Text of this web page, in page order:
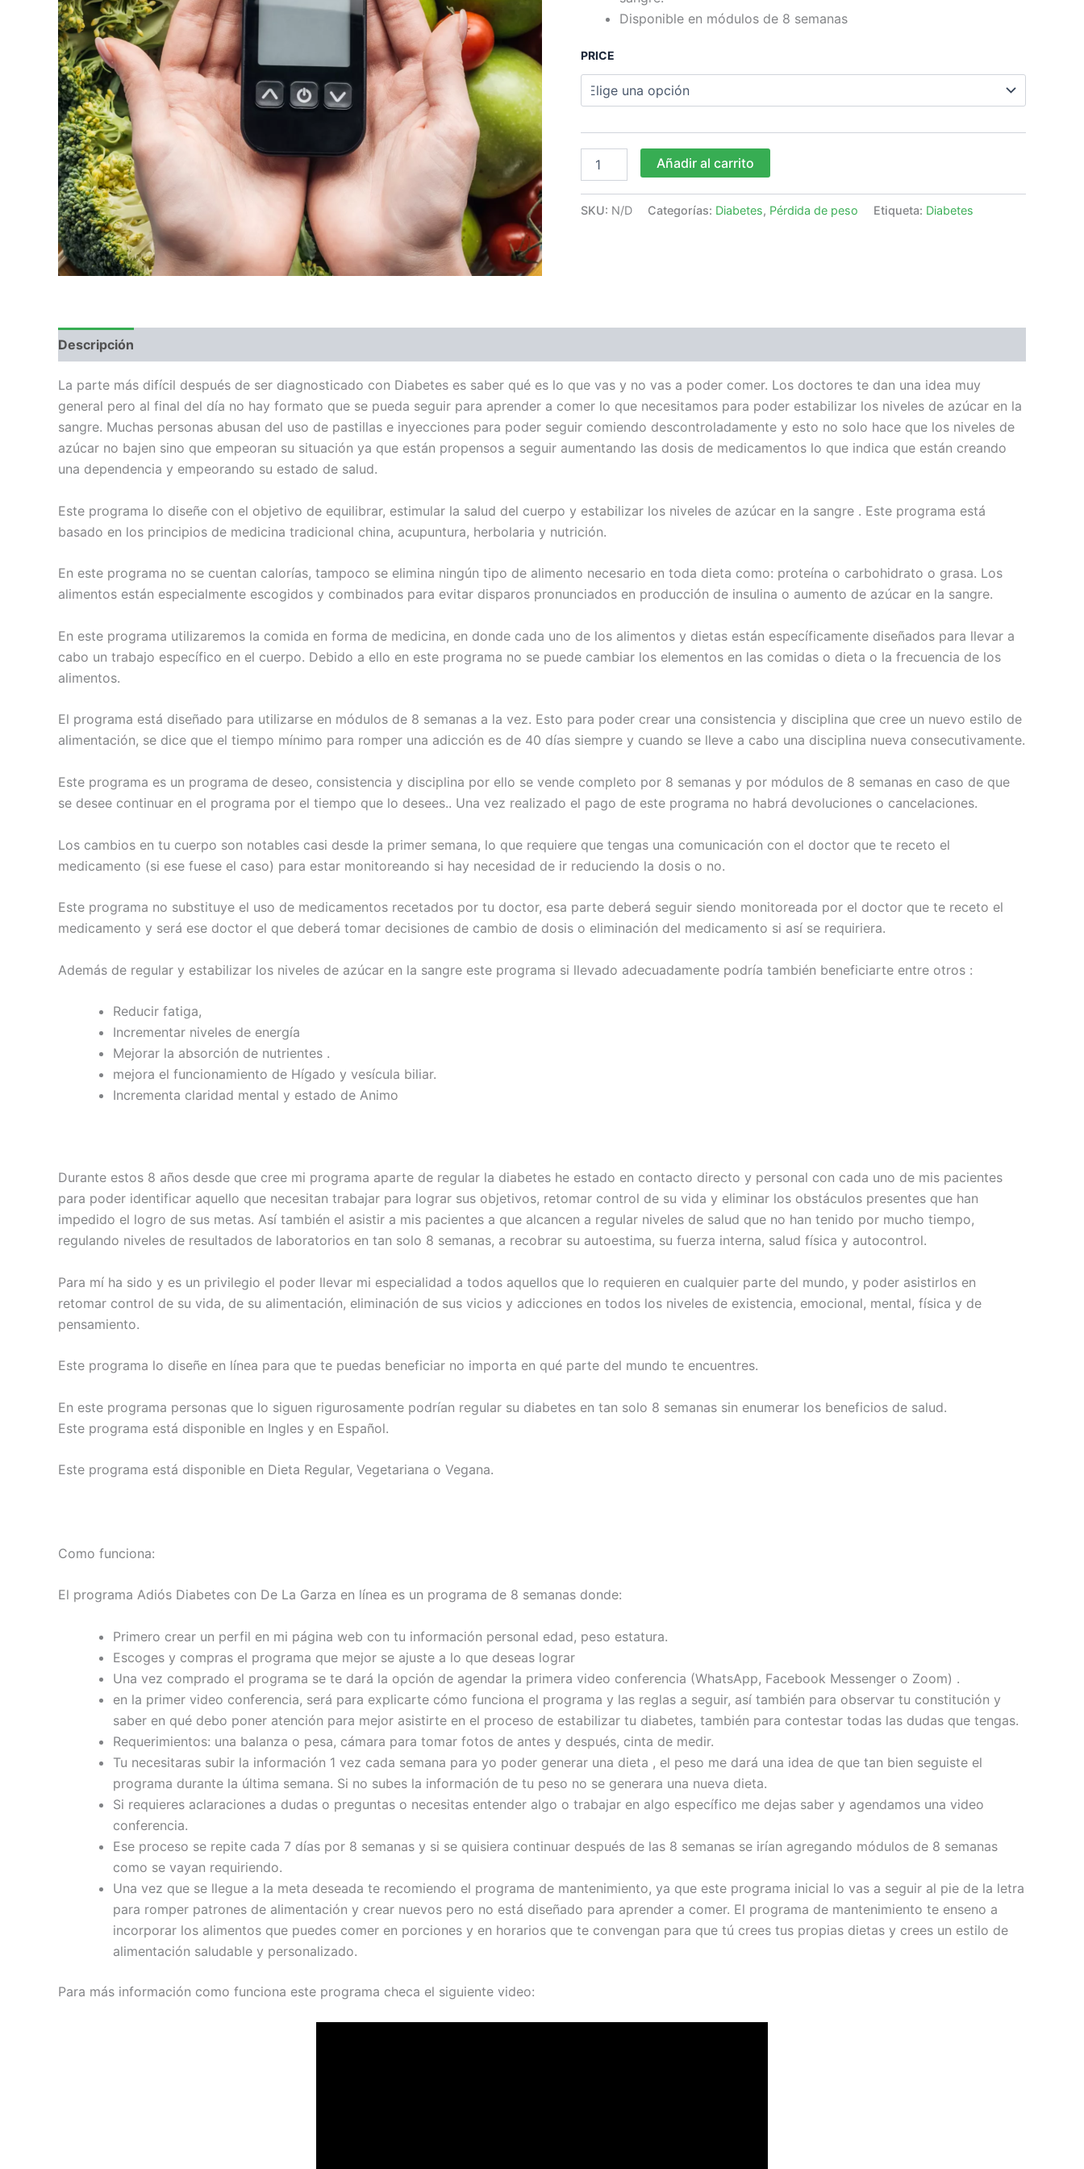
$550.00
Disponible en módulos de 8 semanas
PRICE
DIABETIS
ESPANOL
Añadir al carrito
SKU: N/D Categorías: Diabetes, Pérdida de peso Etiqueta: Diabetes
Descripción
La parte más difícil después de ser diagnosticado con Diabetes es saber qué es lo que vas y no vas a poder comer. Los doctores te dan una idea muy
general pero al final del día no hay formato que se pueda seguir para aprender a comer lo que necesitamos para poder estabilizar los niveles de azúcar en la
sangre. Muchas personas abusan del uso de pastillas e inyecciones para poder seguir comiendo descontroladamente y esto no solo hace que los niveles de
azúcar no bajen sino que empeoran su situación ya que están propensos a seguir aumentando las dosis de medicamentos lo que indica que están creando
una dependencia y empeorando su estado de salud.
Este programa lo diseñe con el objetivo de equilibrar, estimular la salud del cuerpo y estabilizar los niveles de azúcar en la sangre . Este programa está
basado en los principios de medicina tradicional china, acupuntura, herbolaria y nutrición.
En este programa no se cuentan calorías, tampoco se elimina ningún tipo de alimento necesario en toda dieta como: proteína o carbohidrato o grasa. Los
alimentos están especialmente escogidos y combinados para evitar disparos pronunciados en producción de insulina o aumento de azúcar en la sangre.
En este programa utilizaremos la comida en forma de medicina, en donde cada uno de los alimentos y dietas están específicamente diseñados para llevar a
cabo un trabajo específico en el cuerpo. Debido a ello en este programa no se puede cambiar los elementos en las comidas o dieta o la frecuencia de los
alimentos.
El programa está diseñado para utilizarse en módulos de 8 semanas a la vez. Esto para poder crear una consistencia y disciplina que cree un nuevo estilo de
alimentación, se dice que el tiempo mínimo para romper una adicción es de 40 días siempre y cuando se lleve a cabo una disciplina nueva consecutivamente.
Este programa es un programa de deseo, consistencia y disciplina por ello se vende completo por 8 semanas y por módulos de 8 semanas en caso de que
se desee continuar en el programa por el tiempo que lo desees.. Una vez realizado el pago de este programa no habrá devoluciones o cancelaciones.
Los cambios en tu cuerpo son notables casi desde la primer semana, lo que requiere que tengas una comunicación con el doctor que te receto el
medicamento (si ese fuese el caso) para estar monitoreando si hay necesidad de ir reduciendo la dosis o no.
Este programa no substituye el uso de medicamentos recetados por tu doctor, esa parte deberá seguir siendo monitoreada por el doctor que te receto el
medicamento y será ese doctor el que deberá tomar decisiones de cambio de dosis o eliminación del medicamento si así se requiriera.
Además de regular y estabilizar los niveles de azúcar en la sangre este programa si llevado adecuadamente podría también beneficiarte entre otros :
Reducir fatiga,
Incrementar niveles de energía
Mejorar la absorción de nutrientes .
mejora el funcionamiento de Hígado y vesícula biliar.
Incrementa claridad mental y estado de Animo
Durante estos 8 años desde que cree mi programa aparte de regular la diabetes he estado en contacto directo y personal con cada uno de mis pacientes
para poder identificar aquello que necesitan trabajar para lograr sus objetivos, retomar control de su vida y eliminar los obstáculos presentes que han
impedido el logro de sus metas. Así también el asistir a mis pacientes a que alcancen a regular niveles de salud que no han tenido por mucho tiempo,
regulando niveles de resultados de laboratorios en tan solo 8 semanas, a recobrar su autoestima, su fuerza interna, salud física y autocontrol.
Para mí ha sido y es un privilegio el poder llevar mi especialidad a todos aquellos que lo requieren en cualquier parte del mundo, y poder asistirlos en
retomar control de su vida, de su alimentación, eliminación de sus vicios y adicciones en todos los niveles de existencia, emocional, mental, física y de
pensamiento.
Este programa lo diseñe en línea para que te puedas beneficiar no importa en qué parte del mundo te encuentres.
En este programa personas que lo siguen rigurosamente podrían regular su diabetes en tan solo 8 semanas sin enumerar los beneficios de salud.
Este programa está disponible en Ingles y en Español.
Este programa está disponible en Dieta Regular, Vegetariana o Vegana.
Como funciona:
El programa Adiós Diabetes con De La Garza en línea es un programa de 8 semanas donde:
Primero crear un perfil en mi página web con tu información personal edad, peso estatura.
Escoges y compras el programa que mejor se ajuste a lo que deseas lograr
Una vez comprado el programa se te dará la opción de agendar la primera video conferencia (WhatsApp, Facebook Messenger o Zoom) .
en la primer video conferencia, será para explicarte cómo funciona el programa y las reglas a seguir, así también para observar tu constitución y
saber en qué debo poner atención para mejor asistirte en el proceso de estabilizar tu diabetes, también para contestar todas las dudas que tengas.
Requerimientos: una balanza o pesa, cámara para tomar fotos de antes y después, cinta de medir.
Tu necesitaras subir la información 1 vez cada semana para yo poder generar una dieta , el peso me dará una idea de que tan bien seguiste el
programa durante la última semana. Si no subes la información de tu peso no se generara una nueva dieta.
Si requieres aclaraciones a dudas o preguntas o necesitas entender algo o trabajar en algo específico me dejas saber y agendamos una video
conferencia.
Ese proceso se repite cada 7 días por 8 semanas y si se quisiera continuar después de las 8 semanas se irían agregando módulos de 8 semanas
como se vayan requiriendo.
Una vez que se llegue a la meta deseada te recomiendo el programa de mantenimiento, ya que este programa inicial lo vas a seguir al pie de la letra
para romper patrones de alimentación y crear nuevos pero no está diseñado para aprender a comer. El programa de mantenimiento te enseno a
incorporar los alimentos que puedes comer en porciones y en horarios que te convengan para que tú crees tus propias dietas y crees un estilo de
alimentación saludable y personalizado.
Para más información como funciona este programa checa el siguiente video: